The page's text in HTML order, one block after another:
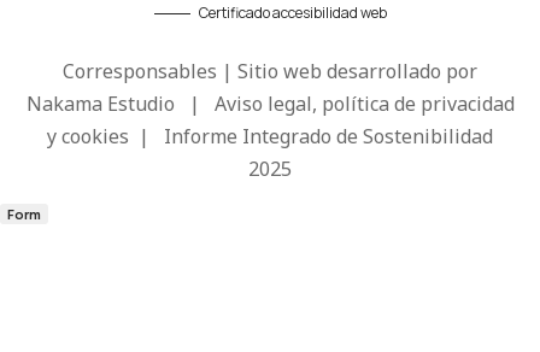
Certificado accesibilidad web
Corresponsables | Sitio web desarrollado por
Nakama Estudio | Aviso legal, política de privacidad
y cookies | Informe Integrado de Sostenibilidad
2025
Form